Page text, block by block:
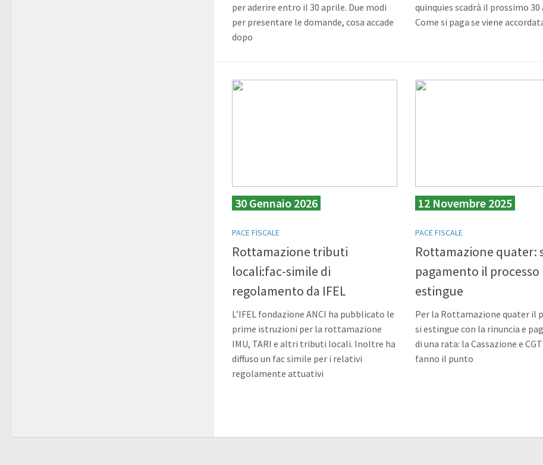
per aderire entro il 30 aprile. Due modi
per presentare le domande, cosa accade
dopo
quinquies scadrà il prossimo 30
Come si paga se viene
30 Gennaio 2026
PACE FISCALE
Rottamazione tributi
locali:fac-simile di
regolamento da IFEL
L’IFEL fondazione ANCI ha pubblicato le
prime istruzioni per la rottamazione
IMU, TARI e altri tributi locali. Inoltre ha
diffuso un fac simile per i relativi
regolamente attuativi
12 Novembre 2025
PACE FISCALE
Rottamazione quater:
pagamento il processo
estingue
Per la Rottamazione quater il
si estingue con la rinuncia e
di una rata: la Cassazione e
fanno il punto